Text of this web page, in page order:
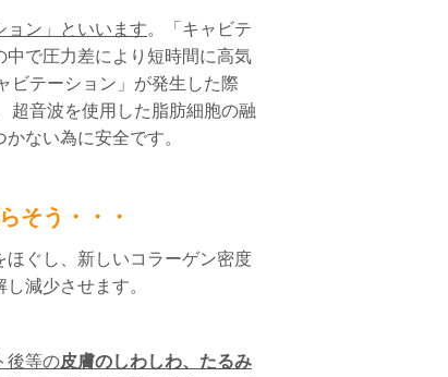
ョン」といいます。「キャビテ
で圧力差により短時間に高気
ビテーション」が発生した際
超音波を使用した脂肪細胞の融
ない為に安全です。
そう ・・・
ぐし、新しいコラーゲン密度
減少させます。
後等の皮膚のしわしわ、たるみ